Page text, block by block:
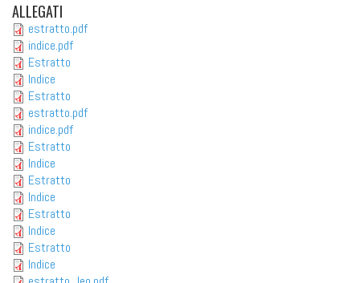
ALLEGATI
estratto.pdf
indice.pdf
Estratto
Indice
Estratto
estratto.pdf
indice.pdf
Estratto
Indice
Estratto
Indice
Estratto
Indice
Estratto
Indice